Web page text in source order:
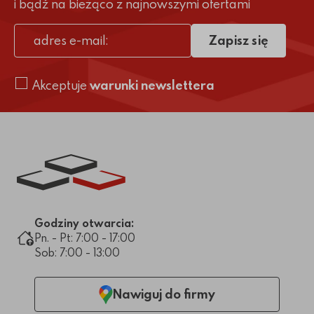
i bądź na bieżąco z najnowszymi ofertami
adres e-mail
Akceptuje warunki newslettera
Zapisz się
Link do strony głównej
Godziny otwarcia:
Pn. - Pt: 7:00 - 17:00
Sob: 7:00 - 13:00
Nawiguj do firmy